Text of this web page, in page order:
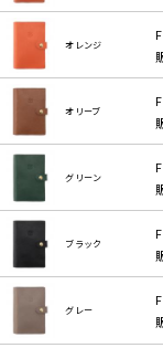
オレンジ
オリーブ
グリーン
ブラック
グレー